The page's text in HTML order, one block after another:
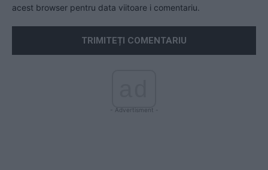
acest browser pentru data viitoare i comentariu.
- Advertisment -